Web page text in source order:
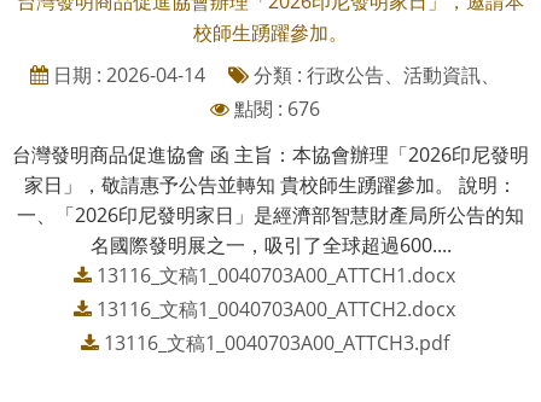
校師生踴躍參加。
日期 : 2026-04-14
分類 : 行政公告、活動資訊、
點閱 : 676
台灣發明商品促進協會 函 主旨：本協會辦理「2026印尼發明
家日」，敬請惠予公告並轉知 貴校師生踴躍參加。 說明：
一、「2026印尼發明家日」是經濟部智慧財產局所公告的知
名國際發明展之一，吸引了全球超過600....
13116_文稿1_0040703A00_ATTCH1.docx
13116_文稿1_0040703A00_ATTCH2.docx
13116_文稿1_0040703A00_ATTCH3.pdf